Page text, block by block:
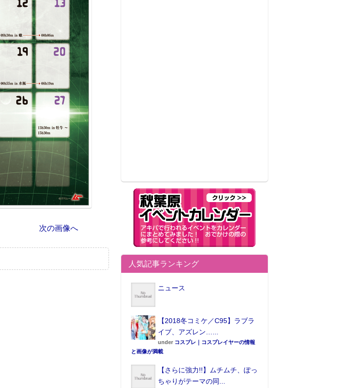
次の画像へ
人気記事ランキング
ニュース
【2018冬コミケ／C95】ラブラ
イブ、アズレン…...
under コスプレ｜コスプレイヤーの情報
と画像が満載
【さらに強力!!】ムチムチ、ぽっ
ちゃりがテーマの同...